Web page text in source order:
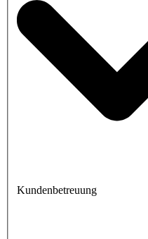
Kundenbetreuung